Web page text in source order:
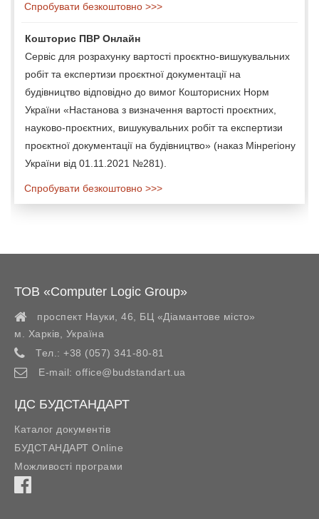
Спробувати безкоштовно >>>
Кошторис ПВР Онлайн
Сервіс для розрахунку вартості проєктно-вишукувальних
робіт та експертизи проєктної документації на
будівництво відповідно до вимог Кошторисних Норм
України «Настанова з визначення вартості проєктних,
науково-проєктних, вишукувальних робіт та експертизи
проєктної документації на будівництво» (наказ Мінрегіону
України від 01.11.2021 №281).
Спробувати безкоштовно >>>
ТОВ «Computer Logic Group»
проспект Науки, 46, БЦ «Діамантове місто»
м. Харків
Україна
Тел.: +38 (057) 341-80-81
E-mail: office@budstandart.ua
ІДС БУДСТАНДАРТ
Каталог документів
БУДСТАНДАРТ Online
Можливості програми